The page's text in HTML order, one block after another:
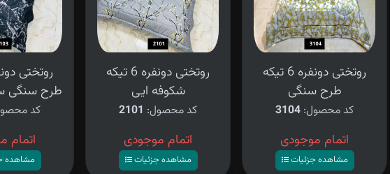
طرح سنگی
کد
اتمام
مشاهده
روتختی دونفره 6 تیکه
شکوفه ایی
کد محصول: 2101
اتمام موجودی
مشاهده جزئیات
روتختی دونفره 6 تیکه
طرح سنگی
کد محصول: 3104
اتمام موجودی
مشاهده جزئیات